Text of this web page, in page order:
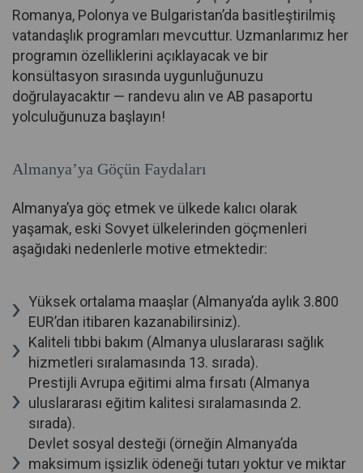
Romanya, Polonya ve Bulgaristan’da basitleştirilmiş
vatandaşlık programları mevcuttur. Uzmanlarımız her
programın özelliklerini açıklayacak ve bir
konsültasyon sırasında uygunluğunuzu
doğrulayacaktır — randevu alın ve AB pasaportu
yolculuğunuza başlayın!
Almanya’ya Göçün Faydaları
Almanya’ya göç etmek ve ülkede kalıcı olarak
yaşamak, eski Sovyet ülkelerinden göçmenleri
aşağıdaki nedenlerle motive etmektedir:
Yüksek ortalama maaşlar (Almanya’da aylık 3.800
EUR’dan itibaren kazanabilirsiniz).
Kaliteli tıbbi bakım (Almanya uluslararası sağlık
hizmetleri sıralamasında 13. sırada).
Prestijli Avrupa eğitimi alma fırsatı (Almanya
uluslararası eğitim kalitesi sıralamasında 2.
sırada).
Devlet sosyal desteği (örneğin Almanya’da
maksimum işsizlik ödeneği tutarı yoktur ve miktar